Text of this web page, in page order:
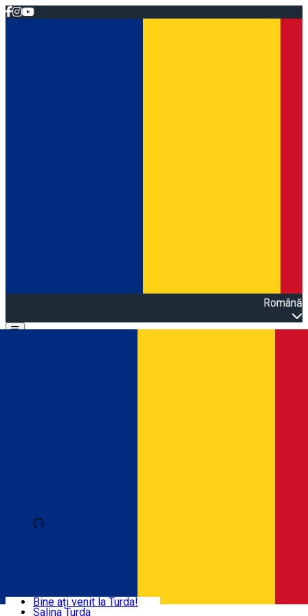
Română
Open main menu
Activități și experiențe
Bine ați venit la Turda!
Salina Turda